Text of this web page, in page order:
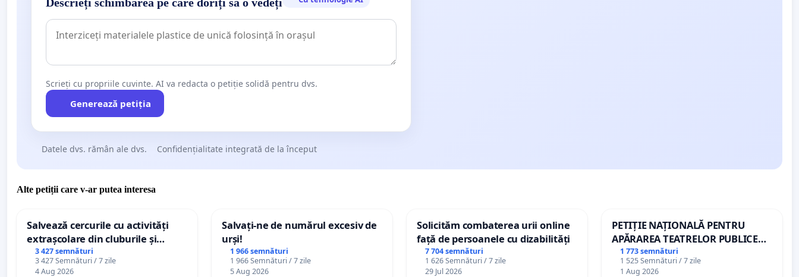
Descrieți schimbarea pe care doriți să o vedeți
Scrieți cu propriile cuvinte. AI va redacta o petiție solidă pentru dvs.
Generează petiția
Datele dvs. rămân ale dvs. Confidențialitate integrată de la început
Alte petiții care v-ar putea interesa
Salvează cercurile cu activități
extrașcolare din cluburile și
palatele copiilor
3 427 semnături
3 427 Semnături / 7 zile
4 Aug 2026
Salvați-ne de numărul excesiv de
urși!
1 966 semnături
1 966 Semnături / 7 zile
5 Aug 2026
Solicităm combaterea urii online
față de persoanele cu dizabilități
7 704 semnături
1 626 Semnături / 7 zile
29 Jul 2026
PETIȚIE NAȚIONALĂ PENTRU
APĂRAREA TEATRELOR PUBLICE
DE REPERTORIU DIN ROMÂNIA
1 773 semnături
1 525 Semnături / 7 zile
1 Aug 2026